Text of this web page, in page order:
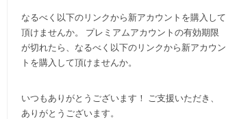
なるべく以下のリンクから新アカウントを購入して
頂けませんか。 プレミアムアカウントの有効期限
が切れたら、なるべく以下のリンクから新アカウン
トを購入して頂けませんか。
いつもありがとうございます！ ご支援いただき、
ありがとうございます。